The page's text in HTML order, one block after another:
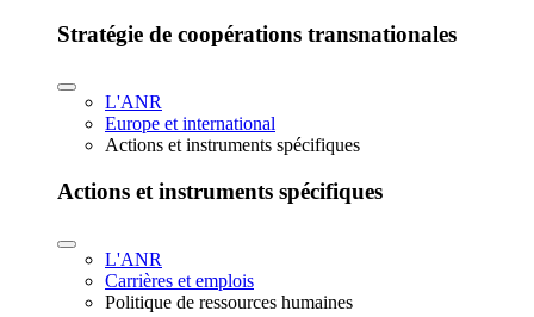
Stratégie de coopérations transnationales
L'ANR
Europe et international
Actions et instruments spécifiques
Actions et instruments spécifiques
L'ANR
Carrières et emplois
Politique de ressources humaines